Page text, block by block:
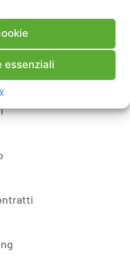
essenziali